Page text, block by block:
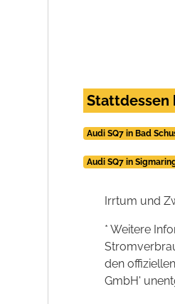
Stattdessen
Audi SQ7 in Bad
Audi SQ7 in
Irrtum und
* Weitere
den
GmbH'